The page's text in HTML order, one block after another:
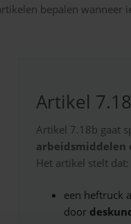
bepalen wanneer
Artikel
Artikel 7.18b gaat
arbeidsmiddelen
Het artikel stelt dat:
een heftruck
door